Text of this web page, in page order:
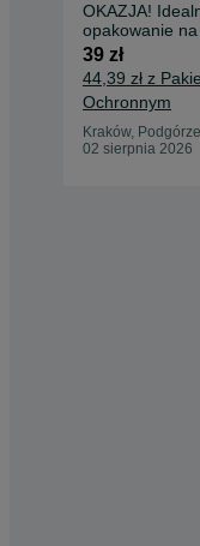
OKAZJA!
opakowanie
zlote duze stan
39 zł
44,39 zł z
Ochronnym
Kraków, Podgórze
02 sierpnia 2026